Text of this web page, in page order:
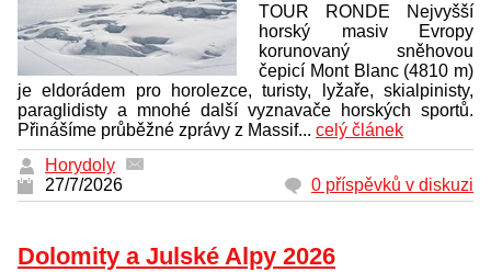
TOUR RONDE Nejvyšší
horský masiv Evropy
korunovaný sněhovou
čepicí Mont Blanc (4810 m)
je eldorádem pro horolezce, turisty, lyžaře, skialpinisty,
paraglidisty a mnohé další vyznavače horských sportů.
Přinášíme průběžné zprávy z Massif... celý článek
Horydoly
27/7/2026
0 příspěvků v diskuzi
Dolomity a Julské Alpy 2026